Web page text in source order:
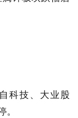
科技、大业股